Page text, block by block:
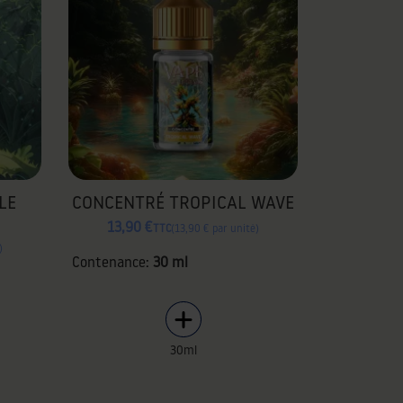
CONCENTRÉ TROPICAL WAVE
13,90 € TTC 13,90 € par unité
Contenance: 30 ml
30ml